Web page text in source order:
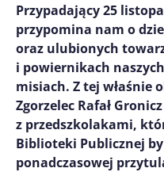
Przypadający 25
przypomina nam o
oraz ulubionych
i powiernikach
misiach. Z tej właśnie
Zgorzelec Rafał
z przedszkolakami,
Biblioteki Publicznej
ponadczasowej